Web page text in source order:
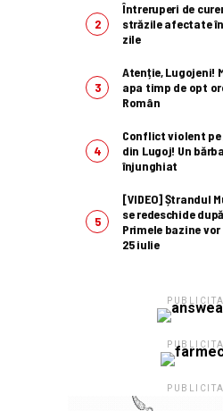
Întreruperi de
străzile afectate
zile
Atenție, Lugojeni!
apa timp de opt
Român
Conflict violent pe
din Lugoj! Un
înjunghiat
[VIDEO] Ștrandul
se redeschide
Primele bazine
25 iulie